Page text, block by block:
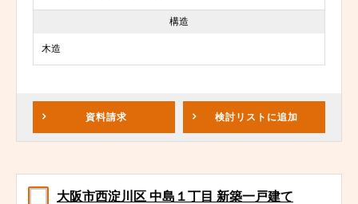
構造
木造
資料請求 検討リスト に追加
大阪市西淀川区 中島１丁目 新築一戸建て